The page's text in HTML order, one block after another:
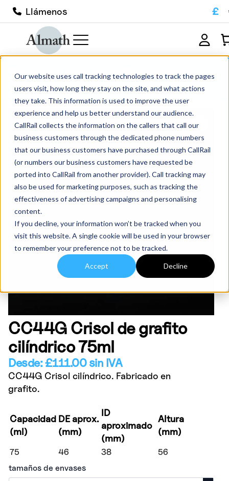
Our website uses call tracking technologies to track the pages
users visit, how long they stay on the site, and what actions
they take. This information is used to improve the user
experience and help us better understand our audience.
CallRail collects the information on the callers that call our
business customers through the dedicated phone numbers
that our business customers have purchased through CallRail
(or numbers our business customers have requested be
ported into CallRail from another provider). Call tracking may
also be used for marketing purposes, such as tracking the
effectiveness of advertising campaigns and personalising
content.
If you decline, your information won’t be tracked when you
visit this website. A single cookie will be used in your browser
to remember your preference not to be tracked.
Accept Decline
Llámenos £
CC44G Crisol de grafito cilíndrico
75ml
CC44G Crisol de grafito
cilíndrico 75ml
Desde:£111.00sin IVA
CC44G Crisol cilíndrico. Fabricado en
grafito.
Capacidad
(ml)
DE aprox.
(mm)
ID
aproximado
(mm)
Altura
(mm)
75 46 38
56
tamaños de envases